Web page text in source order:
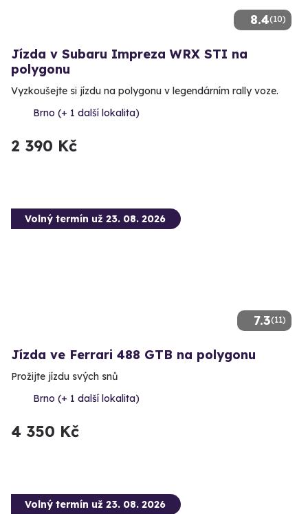
8.4(10)
Jízda v Subaru Impreza WRX STI na
polygonu
Vyzkoušejte si jízdu na polygonu v legendárním rally voze.
Brno (+ 1 další lokalita)
2 390 Kč
7.3(11)
Volný termín už 23. 08. 2026
Jízda ve Ferrari 488 GTB na polygonu
Prožijte jízdu svých snů
Brno (+ 1 další lokalita)
4 350 Kč
Volný termín už 23. 08. 2026